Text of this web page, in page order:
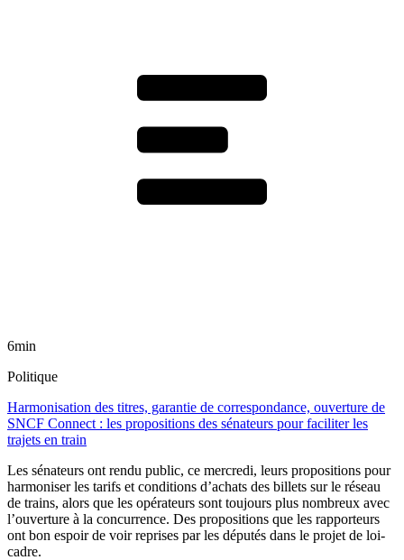
6min
Politique
Harmonisation des titres, garantie de correspondance, ouverture de
SNCF Connect : les propositions des sénateurs pour faciliter les
trajets en train
Les sénateurs ont rendu public, ce mercredi, leurs propositions pour
harmoniser les tarifs et conditions d’achats des billets sur le réseau
de trains, alors que les opérateurs sont toujours plus nombreux avec
l’ouverture à la concurrence. Des propositions que les rapporteurs
ont bon espoir de voir reprises par les députés dans le projet de loi-
cadre.